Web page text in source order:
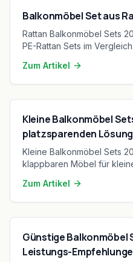
Balkonmöbel Set aus
Rattan Balkonmöbel Sets
PE-Rattan Sets im
Zum Artikel
Kleine Balkonmöbel
platzsparenden
Kleine Balkonmöbel Sets
klappbaren Möbel für
Zum Artikel
Günstige Balkonmöbel
Leistungs-